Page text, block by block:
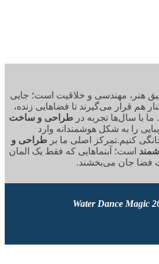
مهندسی و خلاقیت است؛ جایی
قرار می‌گیرند تا فضاهایی زنده،
سال‌ها تجربه درطراحی و ساخت
را به شکل هوشمندانه وارد
اصلی ما برطراحی و
است؛ آبنماهایی که فقط یک المان
جان می‌بخشند.